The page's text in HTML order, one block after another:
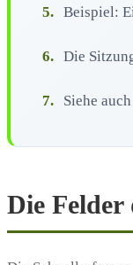
5. Beispiel:
6. Die
7. Siehe auch
Die Felder